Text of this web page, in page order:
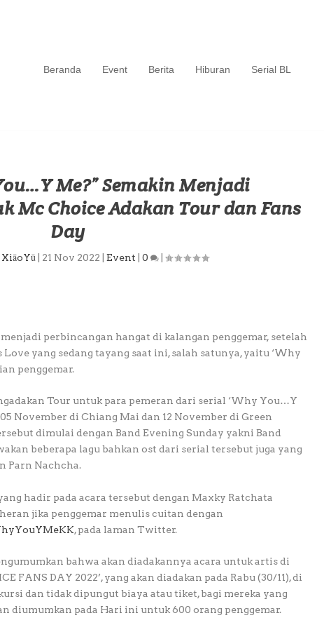
Beranda Event Berita Hiburan Serial BL
Me?” Semakin Menjadi
Mc Choice Adakan Tour dan Fans
Day
XiāoYū 21 Nov 2022 |Event |0 |
perbincangan hangat di kalangan penggemar, setelah
yang sedang tayang saat ini, salah satunya, yaitu ‘Why
penggemar.
Tour untuk para pemeran dari serial ‘Why You…Y
November di Chiang Mai dan 12 November di Green
dimulai dengan Band Evening Sunday yakni Band
beberapa lagu bahkan ost dari serial tersebut juga yang
Parn Nachcha.
hadir pada acara tersebut dengan Maxky Ratchata
jika penggemar menulis cuitan dengan
, pada laman Twitter.
bahwa akan diadakannya acara untuk artis di
FANS DAY 2022’, yang akan diadakan pada Rabu (30/11), di
dan tidak dipungut biaya atau tiket, bagi mereka yang
diumumkan pada Hari ini untuk 600 orang penggemar.